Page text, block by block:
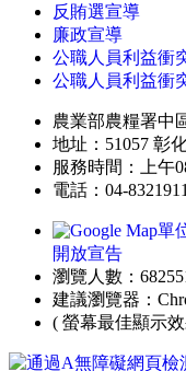
反賄選宣導
廉政宣導
公職人員利益衝
公職人員利益衝
農業部農糧署中
地址：51057 彰
服務時間：上午
電話：04-
單
開放宣告
瀏覽人數：
建議瀏覽器：
( 螢幕最佳顯示